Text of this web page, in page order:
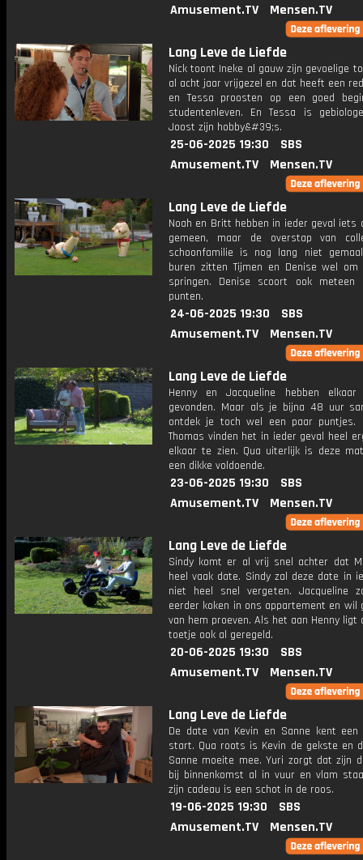
Amusement.TV
Mensen.TV
Lang Leve de Liefde
Nick toont Ineke al gauw zijn gevoelige
al acht jaar vrijgezel en dat heeft een
en Tessa proosten op een goed
studentenleven. En Tessa is
Joost zijn hobby&#39;s.
25-06-2025 19:30
SBS
Amusement.TV
Mensen.TV
Lang Leve de Liefde
Noah en Britt hebben in ieder geval iets
gemeen, maar de overstap van
schoonfamilie is nog lang niet
buren zitten Tijmen en Denise wel
springen. Denise scoort ook meteen
punten.
24-06-2025 19:30
SBS
Amusement.TV
Mensen.TV
Lang Leve de Liefde
Henny en Jacqueline hebben elkaar
gevonden. Maar als je bijna 48 uur
ontdek je toch wel een paar puntjes.
Thomas vinden het in ieder geval heel
elkaar te zien. Qua uiterlijk is deze
een dikke voldoende.
23-06-2025 19:30
SBS
Amusement.TV
Mensen.TV
Lang Leve de Liefde
Sindy komt er al vrij snel achter dat
heel vaak date. Sindy zal deze date in
niet heel snel vergeten. Jacqueline
eerder koken in ons appartement en wil
van hem proeven. Als het aan Henny ligt
toetje ook al geregeld.
20-06-2025 19:30
SBS
Amusement.TV
Mensen.TV
Lang Leve de Liefde
De date van Kevin en Sanne kent een
start. Qua roots is Kevin de gekste en
Sanne moeite mee. Yuri zorgt dat zijn
bij binnenkomst al in vuur en vlam
zijn cadeau is een schot in de roos.
19-06-2025 19:30
SBS
Amusement.TV
Mensen.TV